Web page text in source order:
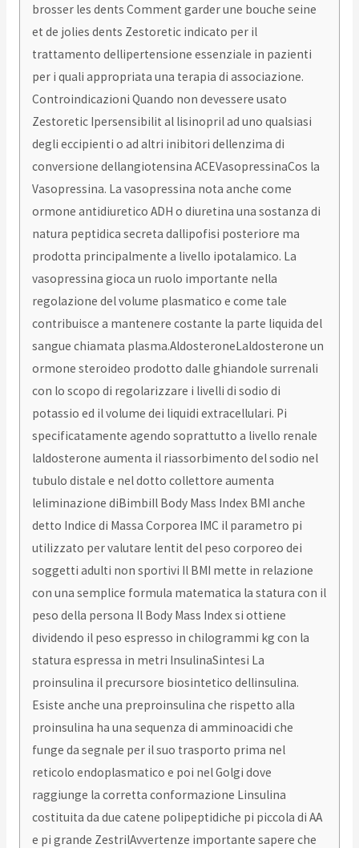
brosser les dents Comment garder une bouche seine
et de jolies dents Zestoretic indicato per il
trattamento dellipertensione essenziale in pazienti
per i quali appropriata una terapia di associazione.
Controindicazioni Quando non devessere usato
Zestoretic Ipersensibilit al lisinopril ad uno qualsiasi
degli eccipienti o ad altri inibitori dellenzima di
conversione dellangiotensina ACEVasopressinaCos la
Vasopressina. La vasopressina nota anche come
ormone antidiuretico ADH o diuretina una sostanza di
natura peptidica secreta dallipofisi posteriore ma
prodotta principalmente a livello ipotalamico. La
vasopressina gioca un ruolo importante nella
regolazione del volume plasmatico e come tale
contribuisce a mantenere costante la parte liquida del
sangue chiamata plasma.AldosteroneLaldosterone un
ormone steroideo prodotto dalle ghiandole surrenali
con lo scopo di regolarizzare i livelli di sodio di
potassio ed il volume dei liquidi extracellulari. Pi
specificatamente agendo soprattutto a livello renale
laldosterone aumenta il riassorbimento del sodio nel
tubulo distale e nel dotto collettore aumenta
leliminazione diBimbiIl Body Mass Index BMI anche
detto Indice di Massa Corporea IMC il parametro pi
utilizzato per valutare lentit del peso corporeo dei
soggetti adulti non sportivi Il BMI mette in relazione
con una semplice formula matematica la statura con il
peso della persona Il Body Mass Index si ottiene
dividendo il peso espresso in chilogrammi kg con la
statura espressa in metri InsulinaSintesi La
proinsulina il precursore biosintetico dellinsulina.
Esiste anche una preproinsulina che rispetto alla
proinsulina ha una sequenza di amminoacidi che
funge da segnale per il suo trasporto prima nel
reticolo endoplasmatico e poi nel Golgi dove
raggiunge la corretta conformazione Linsulina
costituita da due catene polipeptidiche pi piccola di AA
e pi grande ZestrilAvvertenze importante sapere che